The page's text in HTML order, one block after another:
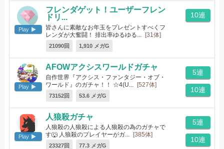
Play
フレンダゲット！ユーザーフレン
ドリ...
皆さんに素敵なお年玉をプレゼントすべくフ
レンダが大奮闘！ 排出率ゆるゆる...
[31体]
21090回 1,910 メガG
10連
Play
AFOWアクシスワールドガチャ
自作世界『アクシス・ファンタジー・オブ・
ワールド』のガチャ！！ ☆4(U...
[527体]
73152回 53.6 メガG
5連
10連
Play
人狼殺ガチャ
人狼殺の人狼殺による人狼殺の為のガチャで
す🐺 人狼殺のプレイヤーがガ...
[385体]
23327回 77.3 メガG
5連
10連